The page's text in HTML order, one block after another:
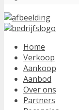
Home
Verkoop
Aankoop
Aanbod
Over ons
Partners